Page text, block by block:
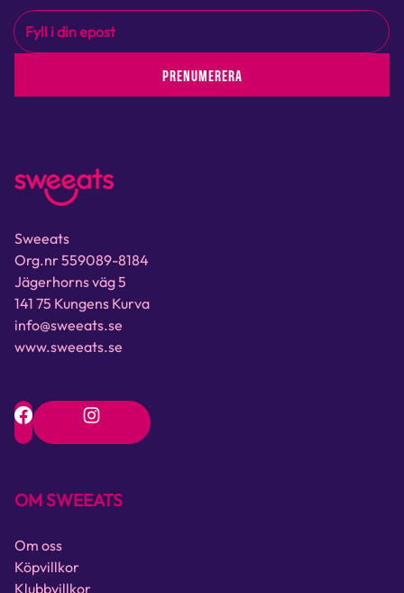
PRENUMERERA
Sweeats
Org.nr 559089-8184
Jägerhorns väg 5
141 75 Kungens Kurva
info@sweeats.se
www.sweeats.se
OM SWEEATS
Om oss
Köpvillkor
Klubbvillkor